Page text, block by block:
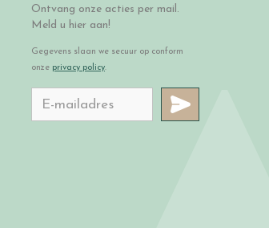
Ontvang onze acties per mail.
Meld u hier aan!
Gegevens slaan we secuur op conform
onze privacy policy.